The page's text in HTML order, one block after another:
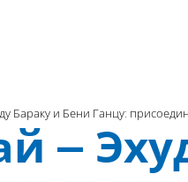
Бараку и Бени Ганцу:
–